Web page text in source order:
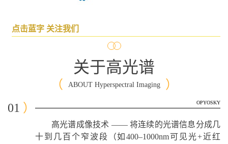
点击蓝字 关注我们
关于高光谱
（ ABOUT Hyperspectral Imaging
）
01 ） OPYOSKY
高光谱成像技术 —— 将连续的光谱信息分成几
十到几百个窄波段（如400–1000nm可见光+近红